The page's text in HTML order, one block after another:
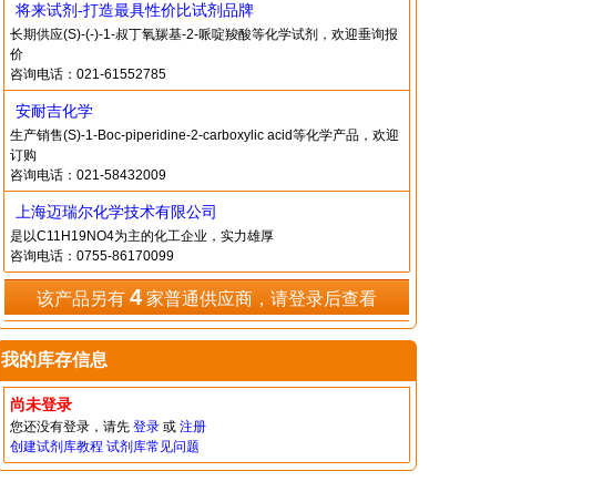
将来试剂-打造最具性价比试剂品牌
长期供应(S)-(-)-1-叔丁氧羰基-2-哌啶羧酸等化学试剂，欢迎垂询报
价
咨询电话：021-61552785
安耐吉化学
生产销售(S)-1-Boc-piperidine-2-carboxylic acid等化学产品，欢迎
订购
咨询电话：021-58432009
上海迈瑞尔化学技术有限公司
是以C11H19NO4为主的化工企业，实力雄厚
咨询电话：0755-86170099
该产品另有 4家普通供应商，请登录后查看
我的库存信息
尚未登录
您还没有登录，请先 登录或 注册
创建试剂库教程 试剂库常见问题